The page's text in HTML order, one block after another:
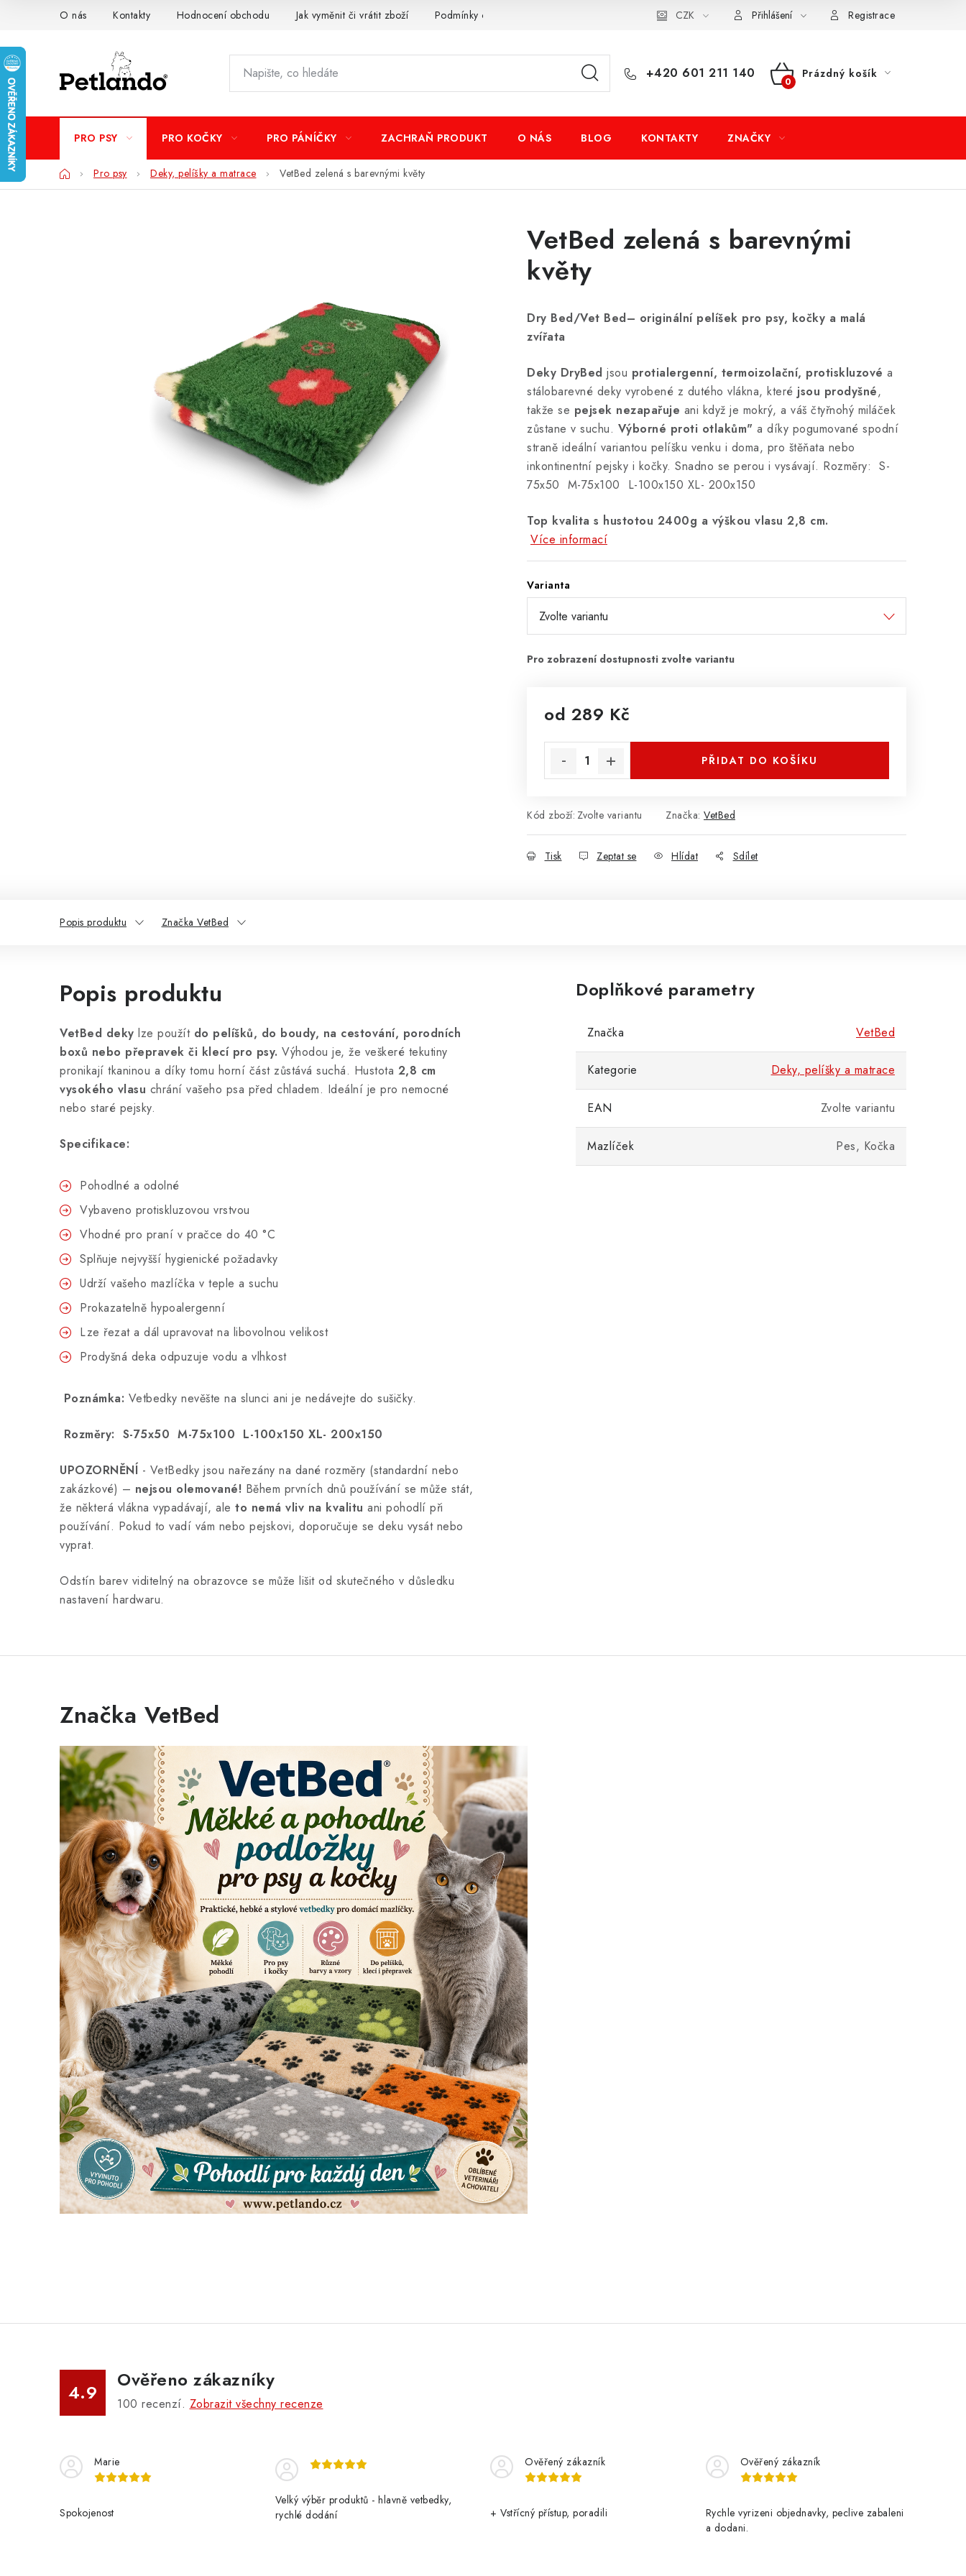
O nás Kontakty Hodnocení obchodu Jak vyměnit či vrátit zboží Podmínky ochrany osobních údajů Obchodní podmínky Doprava a platba Moje objednávka
CZK Přihlášení Registrace
+420 601 211 140
NÁKUPNÍ
Prázdný košík
PRO PSY PRO KOČKY PRO PÁNÍČKY ZACHRAŇ PRODUKT O NÁS BLOG KONTAKTY ZNAČKY
DomůPro psy Deky, pelíšky a matrace VetBed zelená s barevnými květy
VetBed zelená s barevnými
květy
Dry Bed/Vet Bed– originální pelíšek pro psy, kočky a malá
zvířata
Deky DryBed jsou protialergenní, termoizolační, protiskluzové a
stálobarevné deky vyrobené z dutého vlákna, které jsou prodyšné,
takže se pejsek nezapařuje ani když je mokrý, a váš čtyřnohý miláček
zůstane v suchu. Výborné proti otlakům" a díky pogumované spodní
straně ideální variantou pelíšku venku i doma, pro štěňata nebo
inkontinentní pejsky i kočky. Snadno se perou i vysávají. Rozměry: S-
75x50 M-75x100 L-100x150 XL- 200x150
Top kvalita s hustotou 2400g a výškou vlasu 2,8 cm.
Více informací
Varianta
od 289 Kč
PŘIDAT DO KOŠÍKU
Kód zboží: Zvolte variantu Značka: VetBed
Tisk Zeptat se Hlídat Sdílet
Popis produktu Značka VetBed
Popis produktu
VetBed deky lze použít do pelíšků, do boudy, na cestování, porodních
boxů nebo přepravek či klecí pro psy. Výhodou je, že veškeré tekutiny
pronikají tkaninou a díky tomu horní část zůstává suchá. Hustota 2,8 cm
vysokého vlasu chrání vašeho psa před chladem. Ideální je pro nemocné
nebo staré pejsky.
Specifikace:
Pohodlné a odolné
Vybaveno protiskluzovou vrstvou
Vhodné pro praní v pračce do 40 °C
Splňuje nejvyšší hygienické požadavky
Udrží vašeho mazlíčka v teple a suchu
Prokazatelně hypoalergenní
Lze řezat a dál upravovat na libovolnou velikost
Prodyšná deka odpuzuje vodu a vlhkost
Poznámka: Vetbedky nevěšte na slunci ani je nedávejte do sušičky.
Rozměry: S-75x50 M-75x100 L-100x150 XL- 200x150
UPOZORNĚNÍ - VetBedky jsou nařezány na dané rozměry (standardní nebo
zakázkové) – nejsou olemované! Během prvních dnů používání se může stát,
že některá vlákna vypadávají, ale to nemá vliv na kvalitu ani pohodlí při
používání. Pokud to vadí vám nebo pejskovi, doporučuje se deku vysát nebo
vyprat.
Odstín barev viditelný na obrazovce se může lišit od skutečného v důsledku
nastavení hardwaru.
Doplňkové parametry
Značka VetBed
Kategorie Deky, pelíšky a matrace
EAN Zvolte variantu
Mazlíček Pes, Kočka
Značka VetBed
4.9
Ověřeno zákazníky
100 recenzí. Zobrazit všechny recenze
Marie
Spokojenost
Velký výběr produktů - hlavně vetbedky,
rychlé dodání
Ověřený zákazník
+ Vstřícný přístup, poradili
Ověřený zákazník
Rychle vyrizeni objednavky, peclive zabaleni
a dodani.